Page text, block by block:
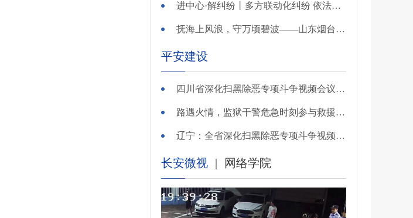
进中心·解纠纷丨多方联动化纠纷 依法调解护农耕
抚海上风浪，守万顷碧波——山东烟台把矛盾化解在微澜未起时
平安建设
四川省深化扫黑除恶专项斗争视频会议召开 于立军出席并讲话
路遇火情，监狱干警危急时刻参与救援显身手！
辽宁：全省深化扫黑除恶专项斗争视频会议召开
长安微视 | 网络学院